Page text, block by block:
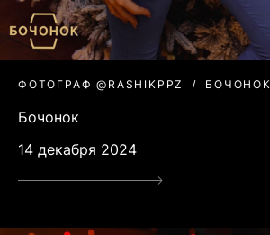
ФОТОГРАФ @RASHIKPPZ БОЧОНОК
Бочонок
14 декабря 2024